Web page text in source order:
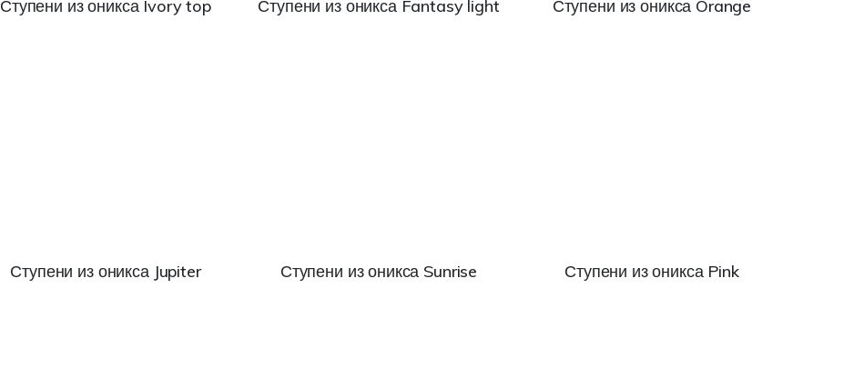
Ступени из оникса Ivory top Ступени из оникса Fantasy light Ступени из оникса Orange
Ступени из оникса Jupiter Ступени из оникса Sunrise Ступени из оникса Pink